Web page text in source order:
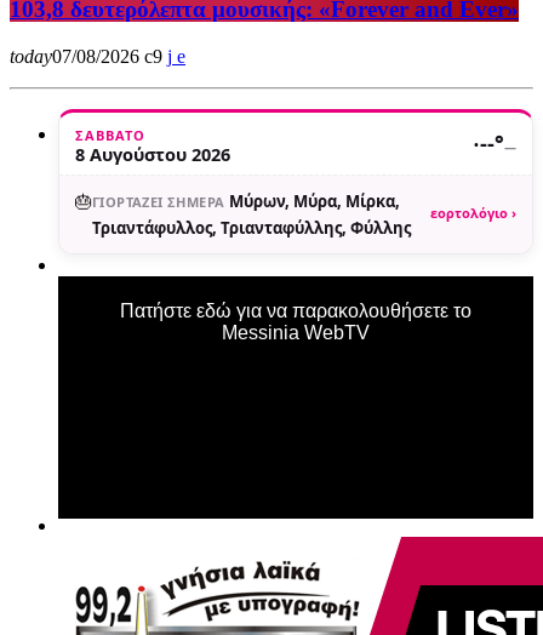
103,8 δευτερόλεπτα μουσικής: «Forever and Ever»
today07/08/2026 9
ΣΆΒΒΑΤΟ
8 Αυγούστου 2026 ·--°—
🎂ΓΙΟΡΤΆΖΕΙ ΣΉΜΕΡΑ Μύρων, Μύρα, Μίρκα,
Τριαντάφυλλος, Τριανταφύλλης, Φύλλης
εορτολόγιο ›
Πατήστε εδώ για να παρακολουθήσετε το
Messinia WebTV